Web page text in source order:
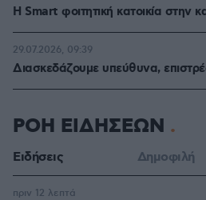
Η Smart φοιτητική κατοικία στην
Διασκεδάζουμε υπεύθυνα,
29.07.2026, 09:39
ΡΟΗ ΕΙΔΗΣΕΩΝ
Ειδήσεις Δημοφιλή
πριν 12 λεπτά